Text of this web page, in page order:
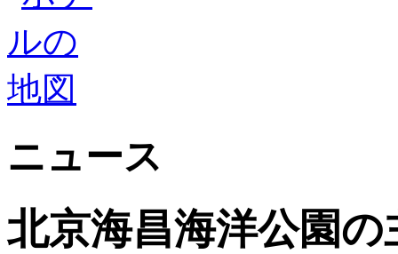
ニュース
北京海昌海洋公園